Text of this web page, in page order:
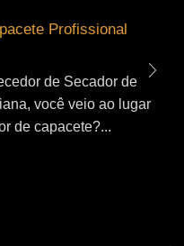
Profissional
de Secador de
você veio ao lugar
de capacete?...